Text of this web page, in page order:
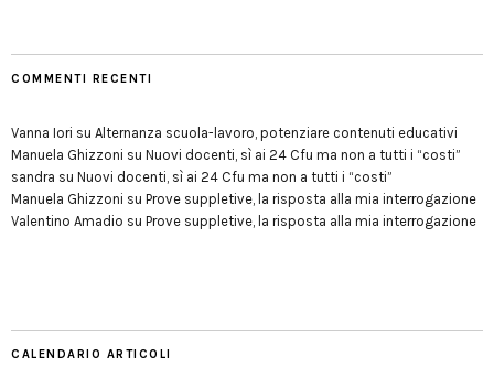
COMMENTI RECENTI
Vanna Iori su Alternanza scuola-lavoro, potenziare contenuti educativi
Manuela Ghizzoni su Nuovi docenti, sì ai 24 Cfu ma non a tutti i “costi”
sandra su Nuovi docenti, sì ai 24 Cfu ma non a tutti i “costi”
Manuela Ghizzoni su Prove suppletive, la risposta alla mia interrogazione
Valentino Amadio su Prove suppletive, la risposta alla mia interrogazione
CALENDARIO ARTICOLI